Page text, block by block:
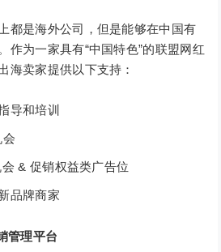
都是海外公司，但是能够在中国有
作为一家具有“中国特色”的联盟网红
海卖家提供以下支持：
导和培训
& 促销权益类广告位
品牌商家
管理平台